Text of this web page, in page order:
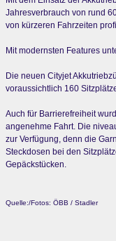
Jahresverbrauch von rund
von kürzeren Fahrzeiten
Mit modernsten Features
Die neuen Cityjet
voraussichtlich 160
Auch für Barrierefreiheit
angenehme Fahrt. Die
zur Verfügung, denn die
Steckdosen bei den
Gepäckstücken.
Quelle:/Fotos: ÖBB / Stadler